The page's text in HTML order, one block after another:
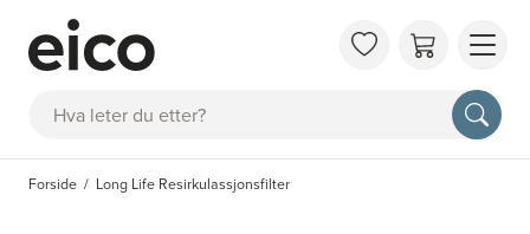
Søk
OM
FAQ
Forside Long Life Resirkulassjonsfilter